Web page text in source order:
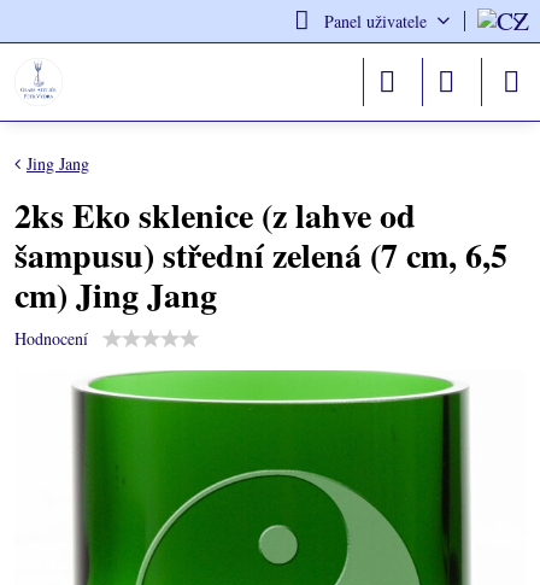
Panel uživatele
Jing Jang
2ks Eko sklenice (z lahve od
šampusu) střední zelená (7 cm, 6,5
cm) Jing Jang
Hodnocení